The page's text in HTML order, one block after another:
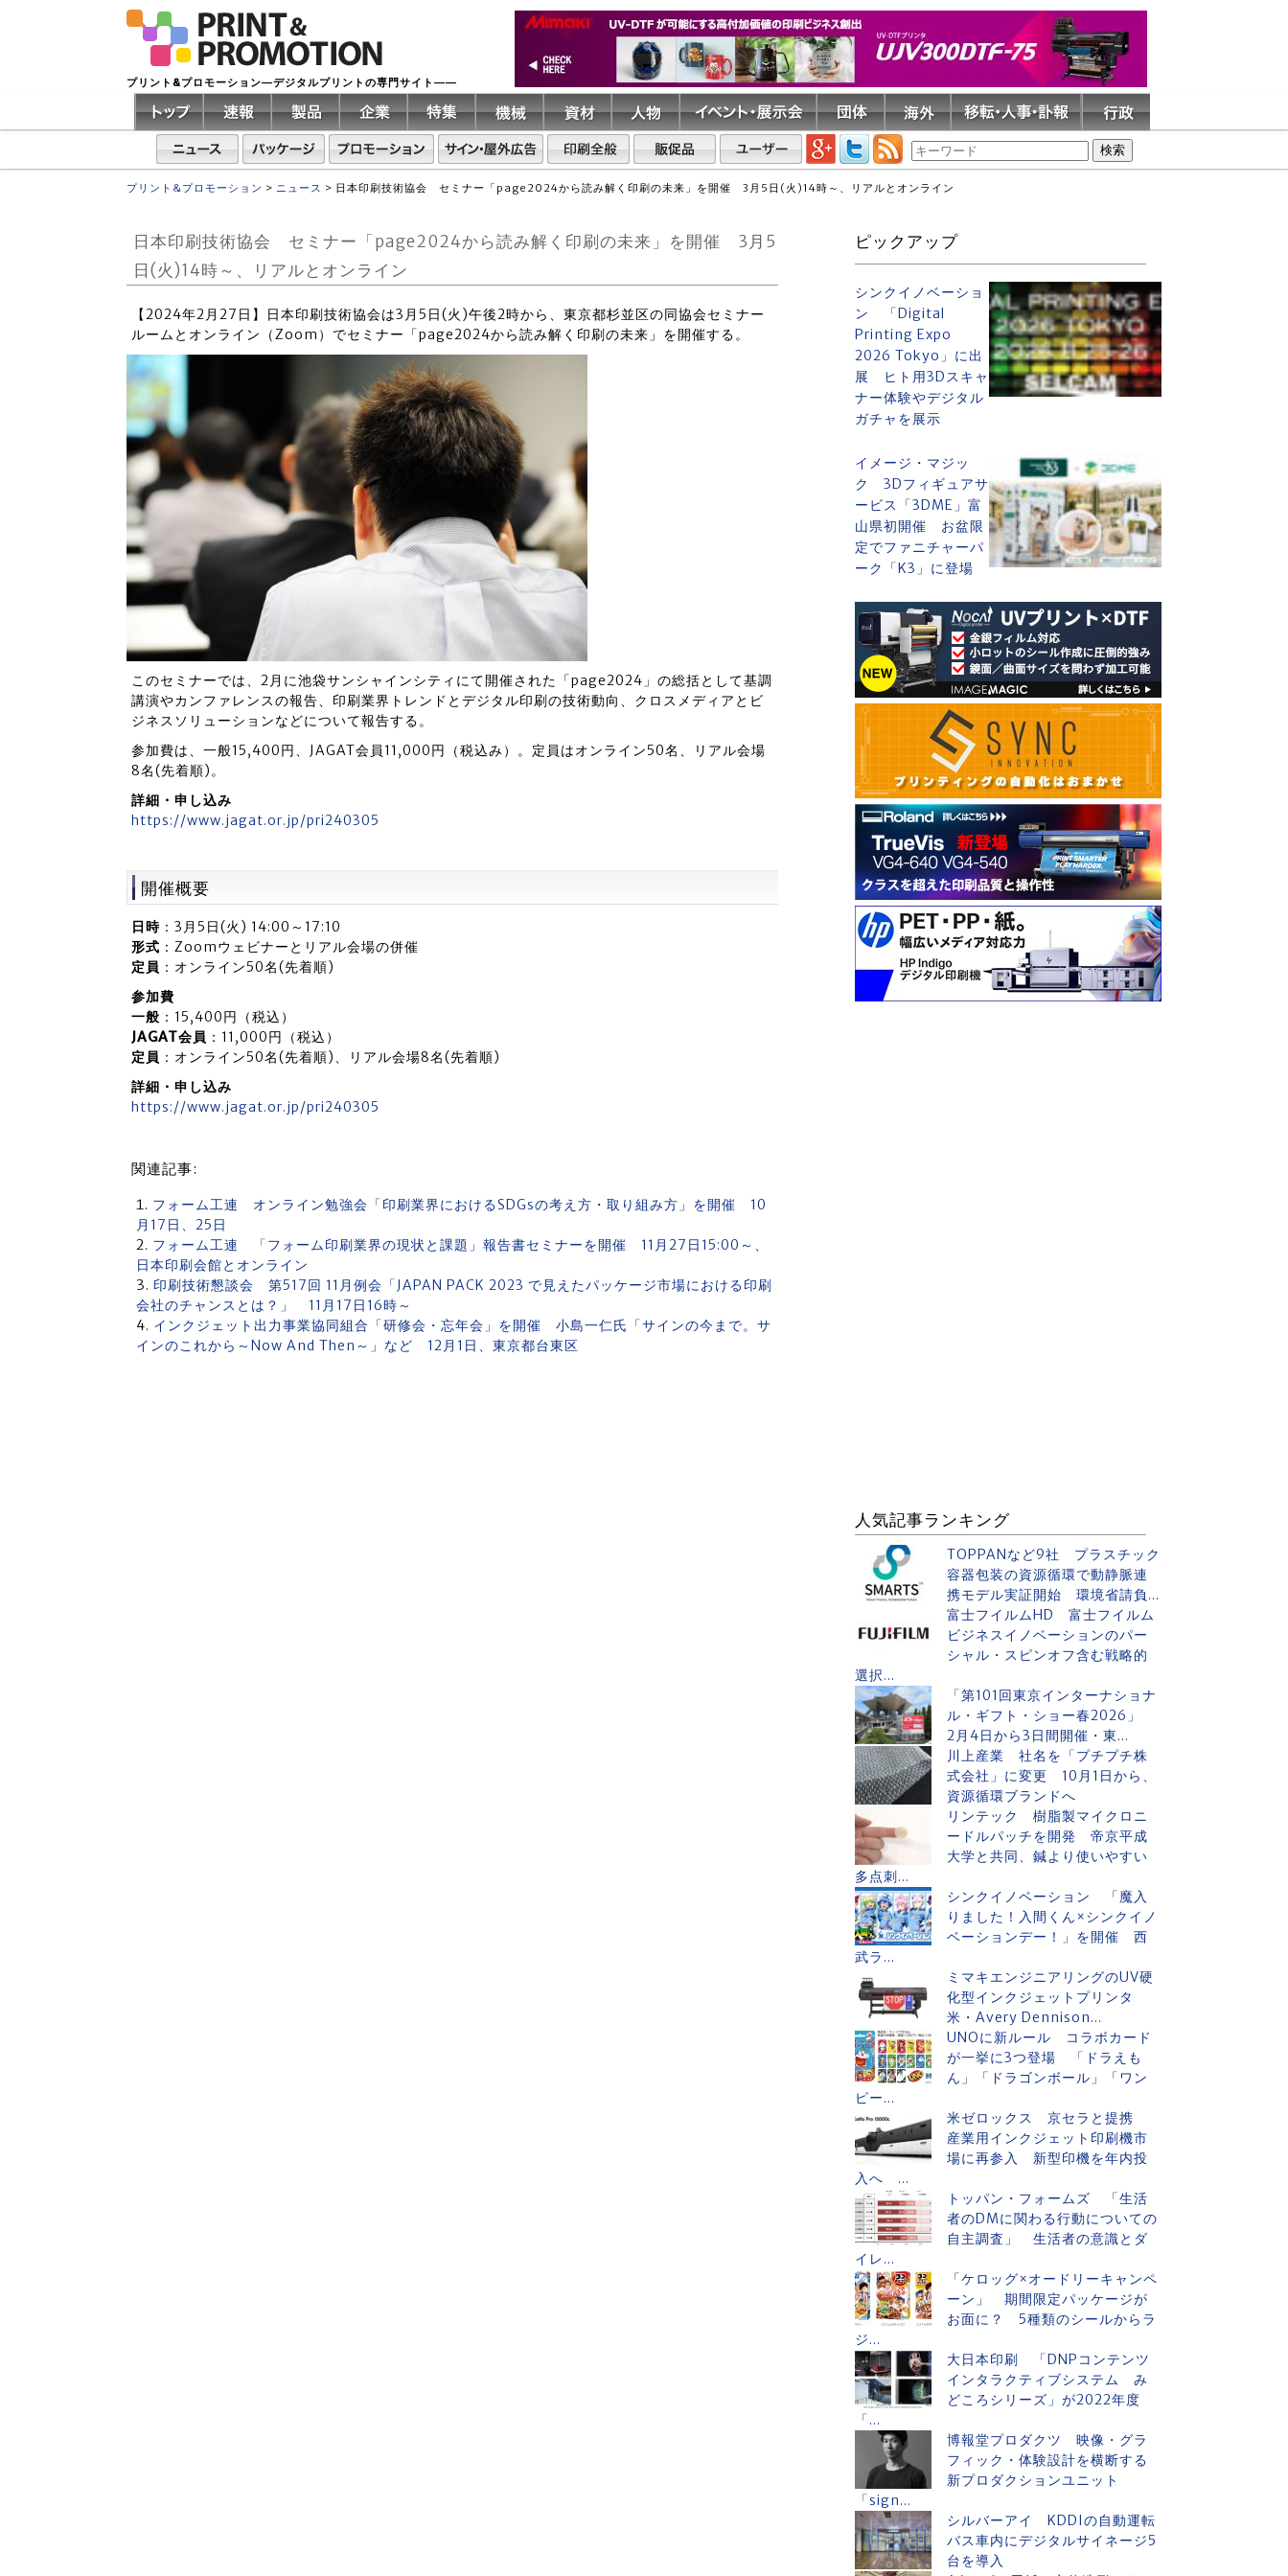
プリント&プロモーション―デジタルプリントの専門サイト――
プリント&プロモーション > ニュース > 日本印刷技術協会 セミナー「page2024から読み解く印刷の未来」を開催 3月5日(火)14時～、リアルとオンライン
日本印刷技術協会 セミナー「page2024から読み解く印刷の未来」を開催 3月5
日(火)14時～、リアルとオンライン
【2024年2月27日】日本印刷技術協会は3月5日(火)午後2時から、東京都杉並区の同協会セミナー
ルームとオンライン（Zoom）でセミナー「page2024から読み解く印刷の未来」を開催する。
このセミナーでは、2月に池袋サンシャインシティにて開催された「page2024」の総括として基調
講演やカンファレンスの報告、印刷業界トレンドとデジタル印刷の技術動向、クロスメディアとビ
ジネスソリューションなどについて報告する。
参加費は、一般15,400円、JAGAT会員11,000円（税込み）。定員はオンライン50名、リアル会場
8名(先着順)。
詳細・申し込み
https://www.jagat.or.jp/pri240305
開催概要
日時 ：3月5日(火) 14:00～17:10
形式 ：Zoomウェビナーとリアル会場の併催
定員 ：オンライン50名(先着順)
参加費
一般 ：15,400円（税込）
JAGAT会員 ：11,000円（税込）
定員 ：オンライン50名(先着順)、リアル会場8名(先着順)
詳細・申し込み
https://www.jagat.or.jp/pri240305
関連記事:
フォーム工連 オンライン勉強会「印刷業界におけるSDGsの考え方・取り組み方」を開催 10
月17日、25日
フォーム工連 「フォーム印刷業界の現状と課題」報告書セミナーを開催 11月27日15:00～、
日本印刷会館とオンライン
印刷技術懇談会 第517回 11月例会「JAPAN PACK 2023 で見えたパッケージ市場における印刷
会社のチャンスとは？」 11月17日16時～
インクジェット出力事業協同組合「研修会・忘年会」を開催 小島一仁氏「サインの今まで。サ
インのこれから～Now And Then～」など 12月1日、東京都台東区
ピックアップ
シンクイノベーショ
ン 「Digital
Printing Expo
2026 Tokyo」に出
展 ヒト用3Dスキャ
ナー体験やデジタル
ガチャを展示
イメージ・マジッ
ク 3Dフィギュアサ
ービス「3DME」富
山県初開催 お盆限
定でファニチャーパ
ーク「K3」に登場
人気記事ランキング
TOPPANなど9社 プラスチック
容器包装の資源循環で動静脈連
携モデル実証開始 環境省請負...
富士フイルムHD 富士フイルム
ビジネスイノベーションのパー
シャル・スピンオフ含む戦略的
選択...
「第101回東京インターナショナ
ル・ギフト・ショー春2026」
2月4日から3日間開催・東...
川上産業 社名を「プチプチ株
式会社」に変更 10月1日から、
資源循環ブランドへ
リンテック 樹脂製マイクロニ
ードルパッチを開発 帝京平成
大学と共同、鍼より使いやすい
多点刺...
シンクイノベーション 「魔入
りました！入間くん×シンクイノ
ベーションデー！」を開催 西
武ラ...
ミマキエンジニアリングのUV硬
化型インクジェットプリンタ
米・Avery Dennison...
UNOに新ルール コラボカード
が一挙に3つ登場 「ドラえも
ん」「ドラゴンボール」「ワン
ピー...
米ゼロックス 京セラと提携
産業用インクジェット印刷機市
場に再参入 新型印機を年内投
入へ ...
トッパン・フォームズ 「生活
者のDMに関わる行動についての
自主調査」 生活者の意識とダ
イレ...
「ケロッグ×オードリーキャンペ
ーン」 期間限定パッケージが
お面に？ 5種類のシールからラ
ジ...
大日本印刷 「DNPコンテンツ
インタラクティブシステム み
どころシリーズ」が2022年度
「...
博報堂プロダクツ 映像・グラ
フィック・体験設計を横断する
新プロダクションユニット
「sign...
シルバーアイ KDDIの自動運転
バス車内にデジタルサイネージ5
台を導入